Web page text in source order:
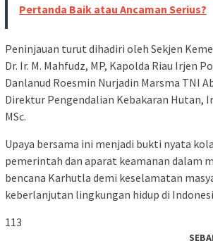
Pertanda Baik atau Ancaman Serius?
Peninjauan turut dihadiri oleh Sekjen
Dr. Ir. M. Mahfudz, MP, Kapolda Riau Irjen
Danlanud Roesmin Nurjadin Marsma TNI
Direktur Pengendalian Kebakaran Hutan,
MSc.
Upaya bersama ini menjadi bukti nyata
pemerintah dan aparat keamanan dalam
bencana Karhutla demi keselamatan
keberlanjutan lingkungan hidup di
113